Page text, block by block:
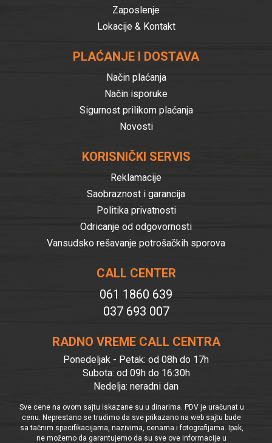
Zaposlenje
Lokacije & Kontakt
PLAĆANJE I DOSTAVA
Način plaćanja
Način isporuke
Sigurnost prilikom plaćanja
Novosti
KORISNIČKI SERVIS
Reklamacije
Saobraznost i garancija
Politika privatnosti
Odricanje od odgovornosti
Vansudsko rešavanje potrošačkih sporova
CALL CENTER
061 1860 639
037 693 007
RADNO VREME CALL CENTRA
Ponedeljak - Petak: od 08h do 17h
Subota: od 09h do 16:30h
Nedelja: neradni dan
Sve cene na ovom sajtu iskazane su u dinarima. PDV je uračunat u
cenu. Neprestano se trudimo da sve prikazano na web sajtu bude
sa tačnim specifikacijama, nazivima, cenama i fotografijama. Ipak,
ne možemo da garantujemo da su sve ove informacije u